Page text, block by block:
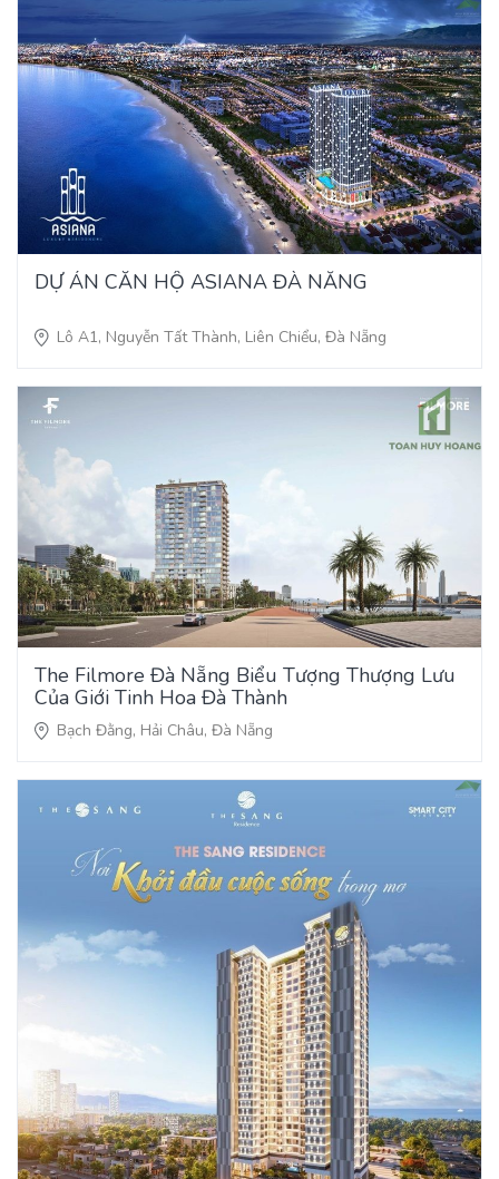
DỰ ÁN CĂN HỘ ASIANA ĐÀ NẴNG
Lô A1, Nguyễn Tất Thành, Liên Chiểu, Đà Nẵng
The Filmore Đà Nẵng Biểu Tượng Thượng Lưu
Của Giới Tinh Hoa Đà Thành
Bạch Đằng, Hải Châu, Đà Nẵng